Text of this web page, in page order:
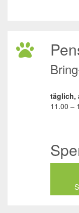
täglich,
11.00 –